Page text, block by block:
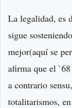
La legalidad, es
sigue
mejor(aquí se
afirma que el
a contrario
totalitarismos,